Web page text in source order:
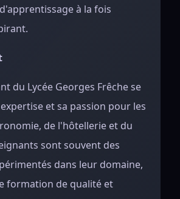
à la fois
du Lycée Georges Frêche se
et sa passion pour les
de l'hôtellerie et du
sont souvent des
dans leur domaine,
formation de qualité et